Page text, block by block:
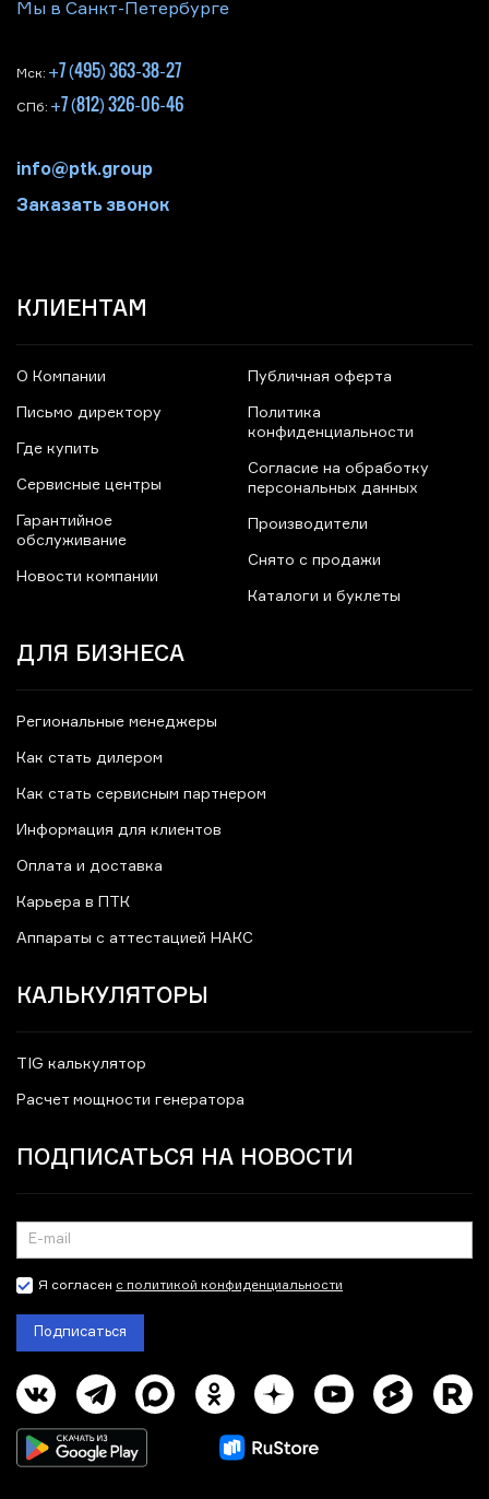
Мы в Санкт-Петербурге
Мск: +7 (495) 363-38-27
СПб: +7 (812) 326-06-46
info@ptk.group
Заказать звонок
КЛИЕНТАМ
О Компании
Письмо директору
Где купить
Сервисные центры
Гарантийное
обслуживание
Новости компании
Публичная оферта
Политика
конфиденциальности
Согласие на обработку
персональных данных
Производители
Снято с продажи
Каталоги и буклеты
ДЛЯ БИЗНЕСА
Региональные менеджеры
Как стать дилером
Как стать сервисным партнером
Информация для клиентов
Оплата и доставка
Карьера в ПТК
Аппараты с аттестацией НАКС
КАЛЬКУЛЯТОРЫ
TIG калькулятор
Расчет мощности генератора
ПОДПИСАТЬСЯ НА НОВОСТИ
Я согласен с политикой конфиденциальности
Подписаться